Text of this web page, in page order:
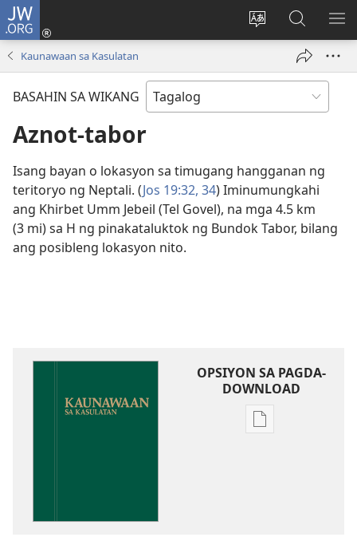
JW.ORG
Baguhin
ng
Mag-
log
bubukas
sa
JW.ORG
Kaunawaan sa Kasulatan
BASAHIN SA WIKANG
Aznot-tabor
Isang bayan o lokasyon sa timugang hangganan ng
teritoryo ng Neptali. (Jos 19:32, 34) Iminumungkahi
ang Khirbet Umm Jebeil (Tel Govel), na mga 4.5 km
(3 mi) sa H ng pinakataluktok ng Bundok Tabor, bilang
ang posibleng lokasyon nito.
OPSIYON SA PAGDA-
DOWNLOAD
Opsiyon